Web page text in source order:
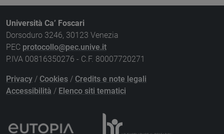
Università Ca’ Foscari
Dorsoduro 3246, 30123 Venezia
PEC protocollo@pec.unive.it
P.IVA 00816350276 - C.F. 80007720271
Privacy / Cookies / Credits e note legali
Accessibilità / Elenco siti tematici